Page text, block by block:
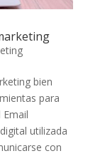
bien
para
utilizada
con